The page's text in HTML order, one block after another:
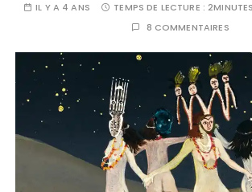
IL Y A 4 ANS TEMPS DE LECTURE :2MINUTES
8 COMMENTAIRES